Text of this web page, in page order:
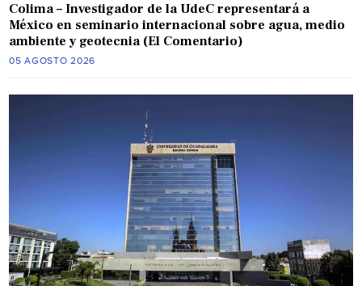
Colima – Investigador de la UdeC representará a
México en seminario internacional sobre agua, medio
ambiente y geotecnia (El Comentario)
05 AGOSTO 2026